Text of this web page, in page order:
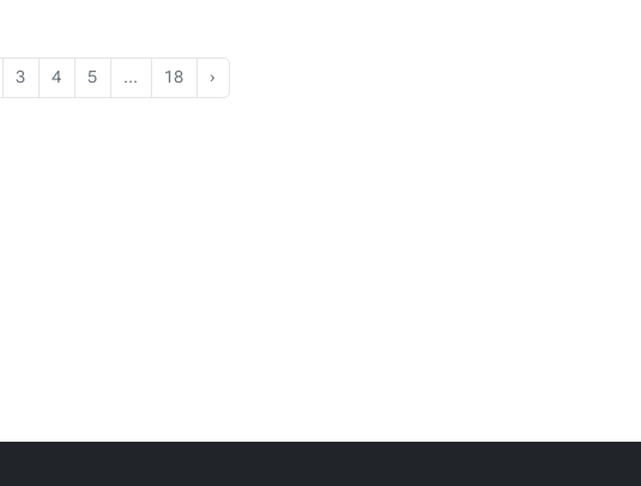
3 4 5 … 18 ›